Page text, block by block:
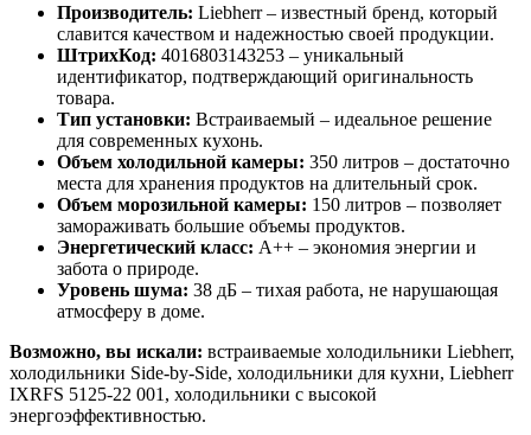
Производитель: Liebherr – известный бренд, который
славится качеством и надежностью своей продукции.
ШтрихКод: 4016803143253 – уникальный
идентификатор, подтверждающий оригинальность
товара.
Тип установки: Встраиваемый – идеальное решение
для современных кухонь.
Объем холодильной камеры: 350 литров – достаточно
места для хранения продуктов на длительный срок.
Объем морозильной камеры: 150 литров – позволяет
замораживать большие объемы продуктов.
Энергетический класс: A++ – экономия энергии и
забота о природе.
Уровень шума: 38 дБ – тихая работа, не нарушающая
атмосферу в доме.
Возможно, вы искали: встраиваемые холодильники Liebherr,
холодильники Side-by-Side, холодильники для кухни, Liebherr
IXRFS 5125-22 001, холодильники с высокой
энергоэффективностью.